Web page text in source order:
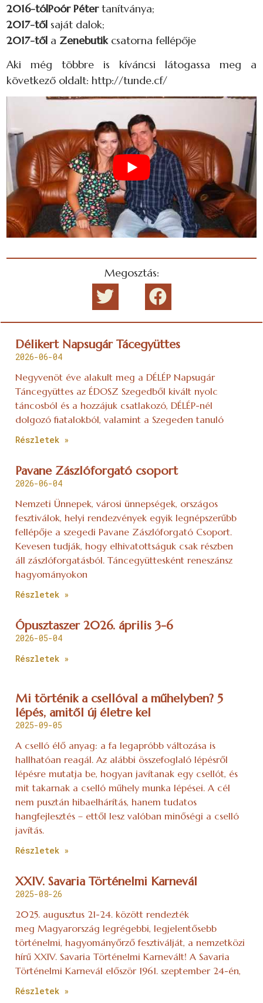
2016-tólPoór Pétertanítványa;
2017-től saját dalok;
2017-től a Zenebutikcsatorna fellépője
Aki még többre is kíváncsi látogassa meg a
következő oldalt: http://tunde.cf/
Megosztás:
Délikert Napsugár Tácegyüttes
2026-06-04
Negyvenöt éve alakult meg a DÉLÉP Napsugár
Táncegyüttes az ÉDOSZ Szegedből kivált nyolc
táncosból és a hozzájuk csatlakozó, DÉLÉP-nél
dolgozó fiatalokból, valamint a Szegeden tanuló
Részletek »
Pavane Zászlóforgató csoport
2026-06-04
Nemzeti Ünnepek, városi ünnepségek, országos
fesztiválok, helyi rendezvények egyik legnépszerűbb
fellépője a szegedi Pavane Zászlóforgató Csoport.
Kevesen tudják, hogy elhivatottságuk csak részben
áll zászlóforgatásból. Táncegyüttesként reneszánsz
hagyományokon
Részletek »
Ópusztaszer 2026. április 3-6
2026-05-04
Részletek »
Mi történik a csellóval a műhelyben? 5
lépés, amitől új életre kel
2025-09-05
A cselló élő anyag: a fa legapróbb változása is
hallhatóan reagál. Az alábbi összefoglaló lépésről
lépésre mutatja be, hogyan javítanak egy csellót, és
mit takarnak a cselló műhely munka lépései. A cél
nem pusztán hibaelhárítás, hanem tudatos
hangfejlesztés – ettől lesz valóban minőségi a cselló
javítás.
Részletek »
XXIV. Savaria Történelmi Karnevál
2025-08-26
2025. augusztus 21-24. között rendezték
meg Magyarország legrégebbi, legjelentősebb
történelmi, hagyományőrző fesztiválját, a nemzetközi
hírű XXIV. Savaria Történelmi Karnevált! A Savaria
Történelmi Karnevál először 1961. szeptember 24-én,
Részletek »